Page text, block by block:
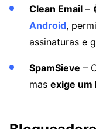
Clean Email –
Android,
assinaturas e
SpamSieve –
mas exige um